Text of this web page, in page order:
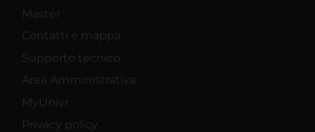
Master
Contatti e mappa
Supporto tecnico
Area Amministrativa
MyUnivr
Privacy policy